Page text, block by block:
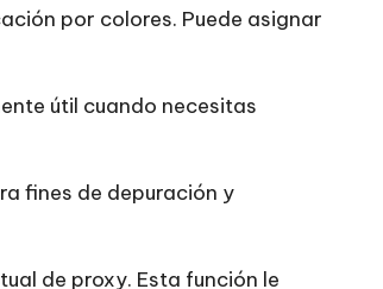
por colores. Puede asignar
útil cuando necesitas
fines de depuración y
de proxy. Esta función le